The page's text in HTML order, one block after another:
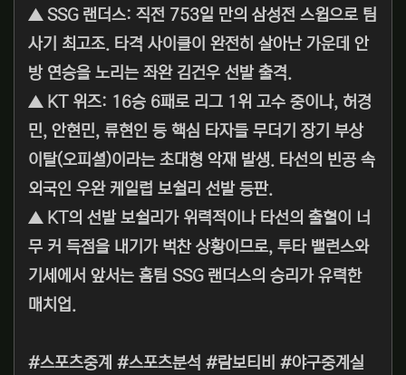
▲ SSG 랜더스: 직전 753일 만의 삼성전 스윕으로 팀
사기 최고조. 타격 사이클이 완전히 살아난 가운데 안
방 연승을 노리는 좌완 김건우 선발 출격.
▲ KT 위즈: 16승 6패로 리그 1위 고수 중이나, 허경
민, 안현민, 류현인 등 핵심 타자들 무더기 장기 부상
이탈(오피셜)이라는 초대형 악재 발생. 타선의 빈공 속
외국인 우완 케일럽 보쉴리 선발 등판.
▲ KT의 선발 보쉴리가 위력적이나 타선의 출혈이 너
무 커 득점을 내기가 벅찬 상황이므로, 투타 밸런스와
기세에서 앞서는 홈팀 SSG 랜더스의 승리가 유력한
매치업.
#스포츠중계 #스포츠분석 #람보티비 #야구중계실